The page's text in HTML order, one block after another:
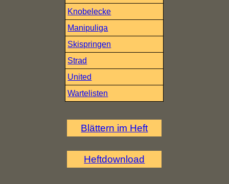
Knobelecke
Manipuliga
Skispringen
Strad
United
Wartelisten
Blättern im Heft
Heftdownload